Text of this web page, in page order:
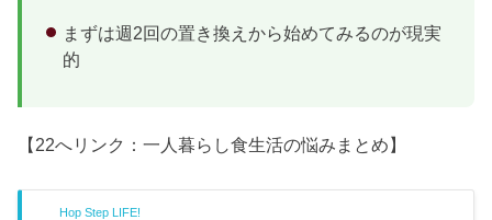
まずは週2回の置き換えから始めてみるのが現実
的
【22へリンク：一人暮らし食生活の悩みまとめ】
Hop Step LIFE!